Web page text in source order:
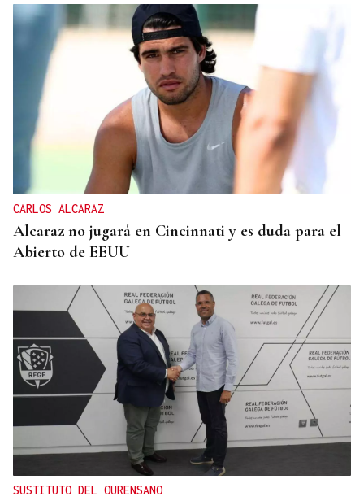
CARLOS ALCARAZ
Alcaraz no jugará en Cincinnati y es duda para el
Abierto de EEUU
SUSTITUTO DEL OURENSANO